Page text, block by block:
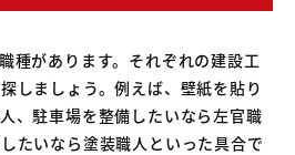
種があります。それぞれの建設工
しましょう。例えば、壁紙を貼り
、駐車場を整備したいなら左官職
たいなら塗装職人といった具合で